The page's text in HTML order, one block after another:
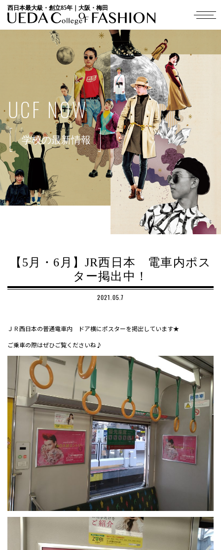
西日本最大級・創立85年｜大阪・梅田
UCF NOW
学校の最新情報
【5月・6月】JR西日本 電車内ポス
ター掲出中！
2021.05.7
ＪＲ西日本の普通電車内 ドア横にポスターを掲出しています★
ご乗車の際はぜひご覧くださいね♪